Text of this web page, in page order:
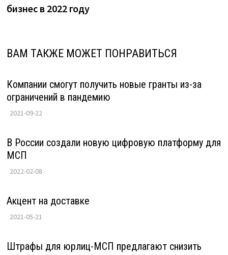
бизнес в 2022 году
ВАМ ТАКЖЕ МОЖЕТ ПОНРАВИТЬСЯ
Компании смогут получить новые гранты из-за
ограничений в пандемию
2021-09-22
В России создали новую цифровую платформу для
МСП
2022-02-08
Акцент на доставке
2021-05-21
Штрафы для юрлиц-МСП предлагают снизить